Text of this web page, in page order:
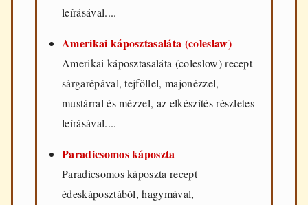
leírásával....
Amerikai káposztasaláta (coleslaw)
Amerikai káposztasaláta (coleslow) recept
sárgarépával, tejföllel, majonézzel,
mustárral és mézzel, az elkészítés részletes
leírásával....
Paradicsomos káposzta
Paradicsomos káposzta recept
édeskáposztából, hagymával,